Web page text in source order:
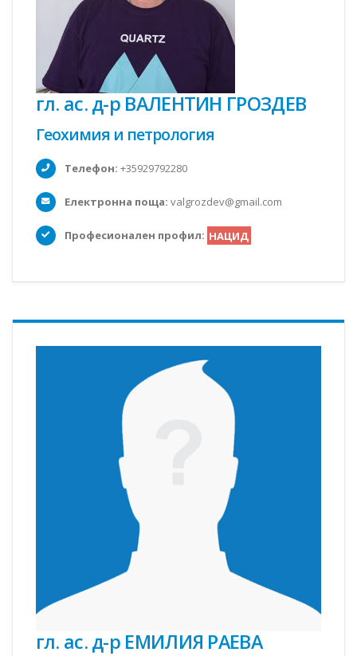
гл. ас. д-р ВАЛЕНТИН ГРОЗДЕВ
Геохимия и петрология
Телефон: +35929792280
Електронна поща: valgrozdev@gmail.com
Професионален профил: НАЦИД
гл. ас. д-р ЕМИЛИЯ РАЕВА